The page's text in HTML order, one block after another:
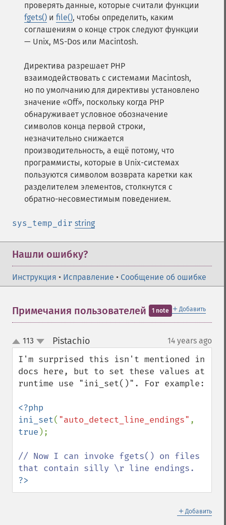
проверять данные, которые считали функции
fgets() и file(), чтобы определить, каким
соглашениям о конце строк следуют функции
— Unix, MS-Dos или Macintosh.
Директива разрешает PHP
взаимодействовать с системами Macintosh,
но по умолчанию для директивы установлено
значение «Off», поскольку когда PHP
обнаруживает условное обозначение
символов конца первой строки,
незначительно снижается
производительность, а ещё потому, что
программисты, которые в Unix-системах
пользуются символом возврата каретки как
разделителем элементов, столкнутся с
обратно-несовместимым поведением.
sys_temp_dir string
Нашли ошибку?
Инструкция • Исправление • Сообщение об ошибке
＋ Добавить
Примечания пользователей 1 note
up
down
113 Pistachio¶ 14 years ago
I'm surprised this isn't mentioned in
docs here, but to set these values at
runtime use "ini_set()". For example:
<?php
ini_set( "auto_detect_line_endings"
true );
// Now I can invoke fgets() on files
?>
＋ Добавить